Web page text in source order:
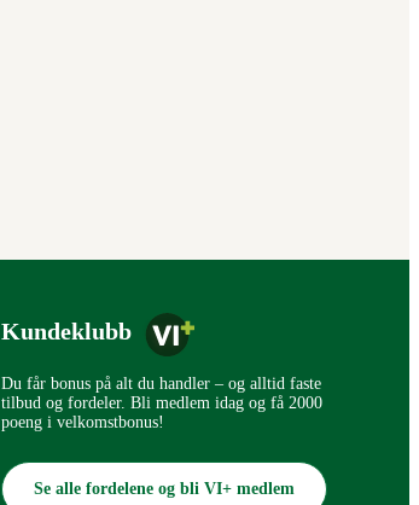
Kundeklubb
Du får bonus på alt du handler – og alltid faste
tilbud og fordeler. Bli medlem idag og få 2000
poeng i velkomstbonus!
Se alle fordelene og bli VI+ medlem